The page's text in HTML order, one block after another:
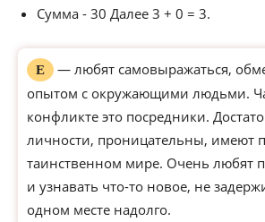
Сумма - 30 Далее 3 + 0 = 3.
Е
— любят самовыражаться,
опытом с окружающими людьми.
конфликте это посредники.
личности, проницательны, имеют
таинственном мире. Очень любят
и узнавать что-то новое, не
одном месте надолго.